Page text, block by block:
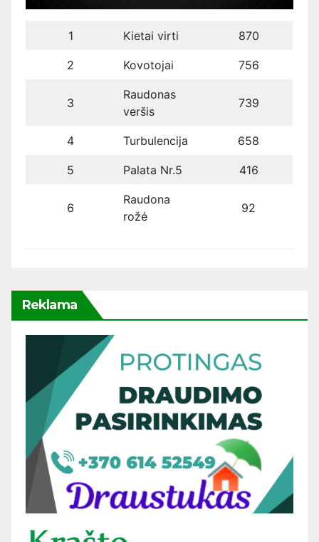
1 Kietai virti 870
2 Kovotojai 756
3
Raudonas
veršis
739
4 Turbulencija 658
5 Palata Nr.5 416
6
Raudona
rožė
92
Reklama